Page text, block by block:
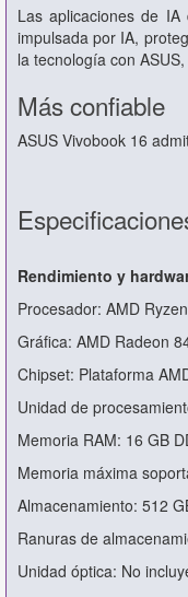
Las aplicaciones de
impulsada por IA,
la tecnología con
Más confiable
ASUS Vivobook 16
Rendimiento y
Procesador: AMD
Gráfica: AMD Radeon
Chipset: Plataforma
Unidad de
Memoria RAM: 16 GB
Memoria máxima
Almacenamiento: 512
Ranuras de
Unidad óptica: No